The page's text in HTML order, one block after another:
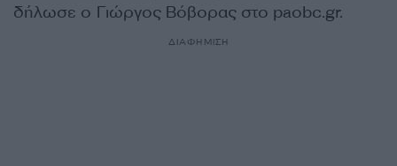
δήλωσε ο Γιώργος Βόβορας στο paobc.gr.
ΔΙΑΦΗΜΙΣΗ